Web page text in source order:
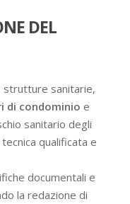
DEL
strutture sanitarie,
di condominio e
sanitario degli
qualificata e
documentali e
la redazione di